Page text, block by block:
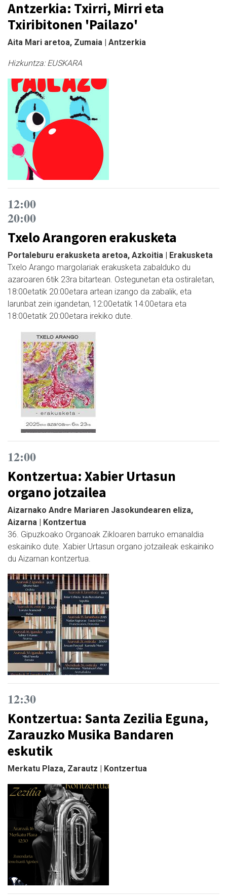
Antzerkia: Txirri, Mirri eta
Txiribitonen 'Pailazo'
Aita Mari aretoa, Zumaia | Antzerkia
Hizkuntza:EUSKARA
12:00
20:00
Txelo Arangoren erakusketa
Portaleburu erakusketa aretoa, Azkoitia | Erakusketa
Txelo Arango margolariak erakusketa zabalduko du
azaroaren 6tik 23ra bitartean. Ostegunetan eta ostiraletan,
18:00etatik 20:00etara artean izango da zabalik, eta
larunbat zein igandetan, 12:00etatik 14:00etara eta
18:00etatik 20:00etara irekiko dute.
12:00
Kontzertua: Xabier Urtasun
organo jotzailea
Aizarnako Andre Mariaren Jasokundearen eliza,
Aizarna | Kontzertua
36. Gipuzkoako Organoak Zikloaren barruko emanaldia
eskainiko dute. Xabier Urtasun organo jotzaileak eskainiko
du Aizarnan kontzertua.
12:30
Kontzertua: Santa Zezilia Eguna,
Zarauzko Musika Bandaren
eskutik
Merkatu Plaza, Zarautz | Kontzertua